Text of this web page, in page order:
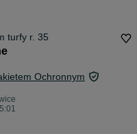
turfy r. 35
Ochronnym